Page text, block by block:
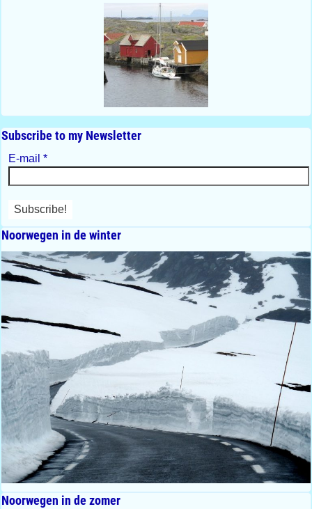
Subscribe to my Newsletter
E-mail *
Noorwegen in de winter
Noorwegen in de zomer